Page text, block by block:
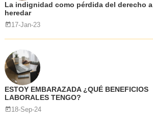
La indignidad como pérdida del derecho a
heredar
17-Jan-23
ESTOY EMBARAZADA ¿QUÉ BENEFICIOS
LABORALES TENGO?
18-Sep-24